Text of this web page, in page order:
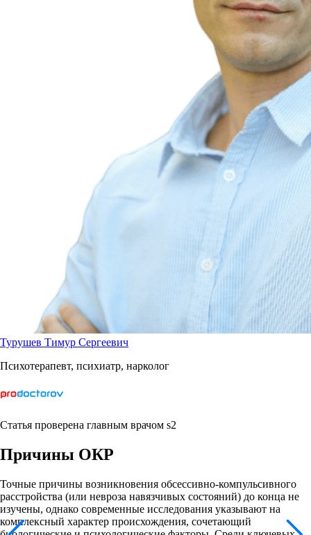
Турушев Тимур Сергеевич
Психотерапевт, психиатр, нарколог
Статья проверена главным врачом s2
Причины ОКР
Точные причины возникновения обсессивно-компульсивного
расстройства (или невроза навязчивых состояний) до конца не
изучены, однако современные исследования указывают на
комплексный характер происхождения, сочетающий